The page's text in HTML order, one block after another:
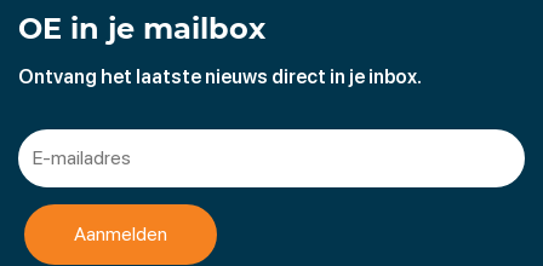
OE in je mailbox
Ontvang het laatste nieuws direct in je inbox.